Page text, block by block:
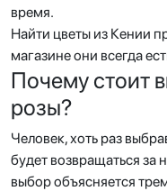
время.
Найти цветы из Кении
магазине они всегда
Почему стоит
розы?
Человек, хоть раз
будет возвращаться за
выбор объясняется